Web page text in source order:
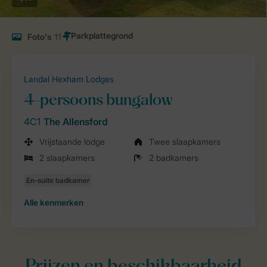
Foto's 11
Landal Hexham Lodges
4-persoons bungalow
4C1 The Allensford
Vrijstaande lodge
Twee slaapkamers
2 slaapkamers
2 badkamers
Alle kenmerken